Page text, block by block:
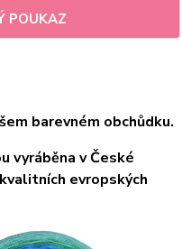
POUKAZ
barevném obchůdku.
vyráběna v České
evropských